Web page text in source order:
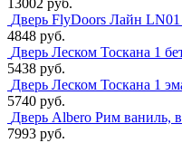
13002 руб.
Дверь FlyDoors Лайн
4848 руб.
Дверь Леском Тоскана 1
5438 руб.
Дверь Леском Тоскана 1
5740 руб.
Дверь Albero Рим ваниль,
7993 руб.